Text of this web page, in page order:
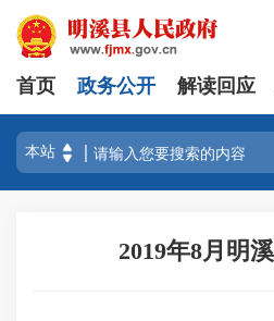
首页 政务公开 解读回应
2019年8月明